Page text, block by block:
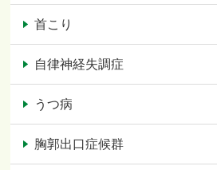
首こり
自律神経失調症
うつ病
胸郭出口症候群